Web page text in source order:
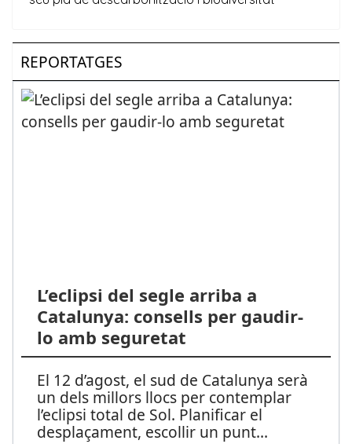
REPORTATGES
L’eclipsi del segle arriba a
Catalunya: consells per gaudir-
lo amb seguretat
El 12 d’agost, el sud de Catalunya serà
un dels millors llocs per contemplar
l’eclipsi total de Sol. Planificar el
desplaçament, escollir un punt...